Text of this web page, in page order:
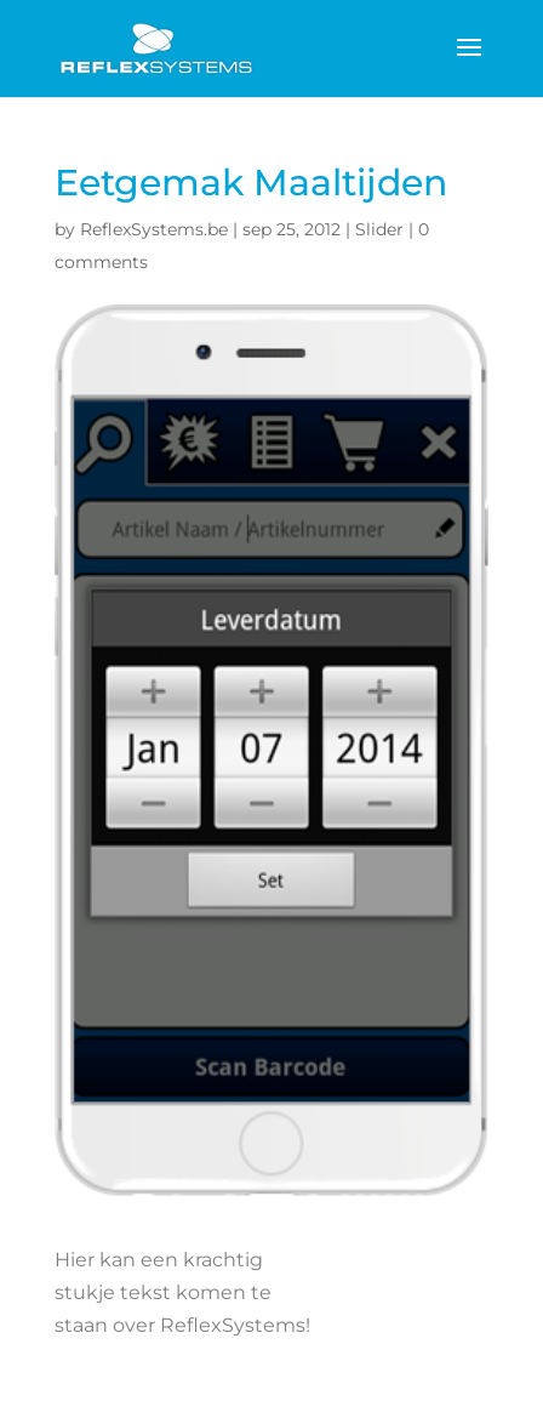
Eetgemak Maaltijden
by ReflexSystems.be| sep 25, 2012| Slider | 0
comments
Hier kan een krachtig
stukje tekst komen te
staan over ReflexSystems!